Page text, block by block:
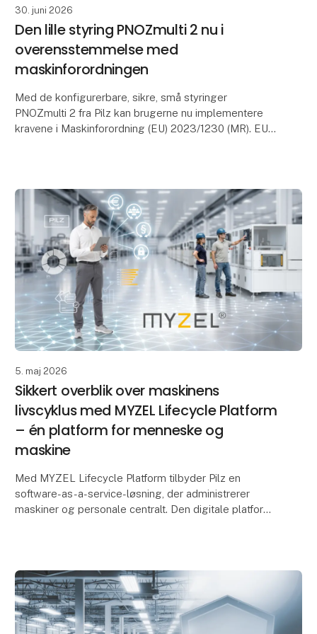
30. juni 2026
Den lille styring PNOZmulti 2 nu i
overensstemmelse med
maskinforordningen
Med de konfigurerbare, sikre, små styringer
PNOZmulti 2 fra Pilz kan brugerne nu implementere
kravene i Maskinforordning (EU) 2023/1230 (MR). EU-
5. maj 2026
Sikkert overblik over maskinens
livscyklus med MYZEL Lifecycle Platform
– én platform for menneske og
maskine
Med MYZEL Lifecycle Platform tilbyder Pilz en
software-as-a-service-løsning, der administrerer
maskiner og personale centralt. Den digitale platform